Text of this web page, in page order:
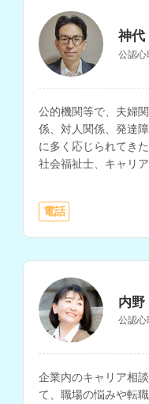
神代
公認心
公的機関等で、夫婦
係、対人関係、発達
に多く応じられてき
社会福祉士、キャリ
電話
内野
公認心
企業内のキャリア相
て、職場の悩みや転